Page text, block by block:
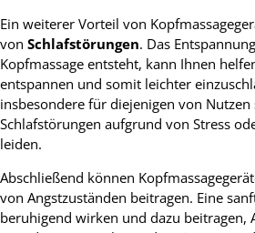
Ein weiterer Vorteil von
von Schlafstörungen. Das
Kopfmassage entsteht, kann Ihnen
entspannen und somit leichter
insbesondere für diejenigen von Nutzen
Schlafstörungen aufgrund von Stress
leiden.
Abschließend können
von Angstzuständen beitragen. Eine
beruhigend wirken und dazu beitragen,